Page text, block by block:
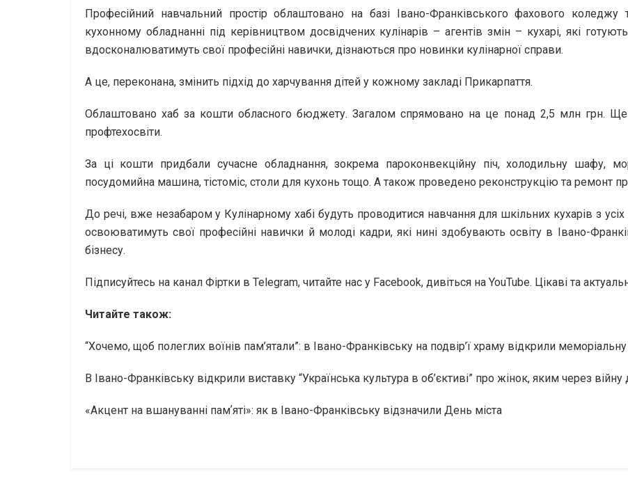
Професійний навчальний простір облаштовано на базі Івано-Франківського фахового коледжу
кухонному обладнанні під керівництвом досвідчених кулінарів – агентів змін – кухарі, які
вдосконалюватимуть свої професійні навички, дізнаються про новинки кулінарної справи.
А це, переконана, змінить підхід до харчування дітей у кожному закладі Прикарпаття.
Облаштовано хаб за кошти обласного бюджету. Загалом спрямовано на це понад 2,5 млн грн. Ще
профтехосвіти.
За ці кошти придбали сучасне обладнання, зокрема пароконвекційну піч, холодильну шафу,
посудомийна машина, тістоміс, столи для кухонь тощо. А також проведено реконструкцію та ремонт
До речі, вже незабаром у Кулінарному хабі будуть проводитися навчання для шкільних кухарів з
освоюватимуть свої професійні навички й молоді кадри, які нині здобувають освіту в Івано-
бізнесу.
Підписуйтесь на канал Фіртки в Telegram, читайте нас у Facebook, дивіться на YouTubе. Цікаві та
Читайте також:
“Хочемо, щоб полеглих воїнів пам’ятали”: в Івано-Франківську на подвір’ї храму відкрили меморіальну
В Івано-Франківську відкрили виставку “Українська культура в об’єктиві” про жінок, яким через
«Акцент на вшануванні памʼяті»: як в Івано-Франківську відзначили День міста